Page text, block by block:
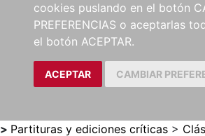
cookies puslando en el botón
PREFERENCIAS o aceptarlas
el botón ACEPTAR.
ACEPTAR CAMBIAR
> Partituras y ediciones críticas >